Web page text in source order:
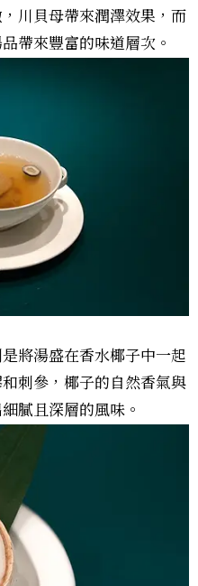
川貝母帶來潤澤效果，而
帶來豐富的味道層次。
將湯盛在香水椰子中一起
刺參，椰子的自然香氣與
膩且深層的風味。